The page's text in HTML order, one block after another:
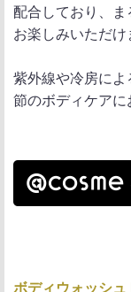
配合しており、
お楽しみいただけ
紫外線や冷房に
節のボディケアに
ボディウォッシ